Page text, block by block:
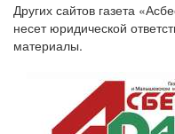
Других сайтов газета
несет юридической
материалы.